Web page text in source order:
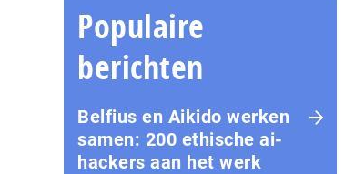
Populaire
berichten
Belfius en Aikido werken
samen: 200 ethische ai-
hackers aan het werk